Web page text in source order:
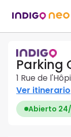
Parking
1 Rue de
Ver itinerario
Abierto